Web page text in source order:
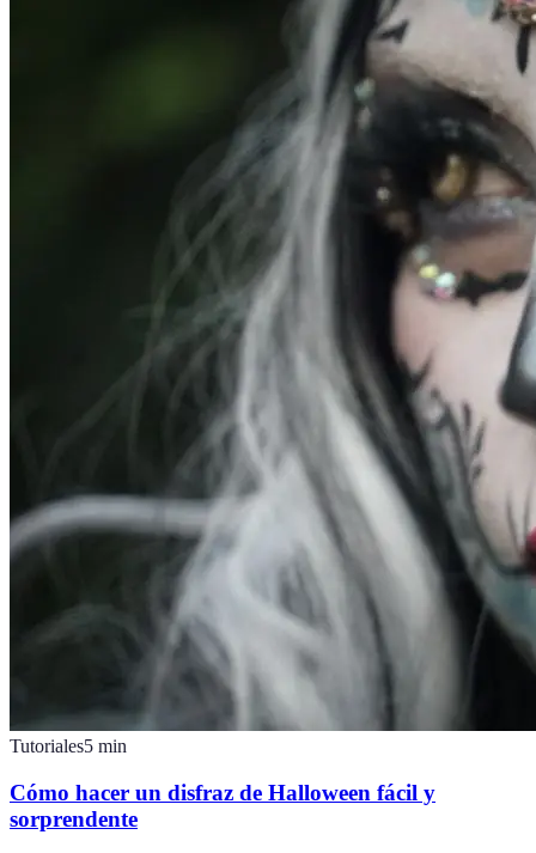
Tutoriales5 min
Cómo hacer un disfraz de Halloween fácil y
sorprendente